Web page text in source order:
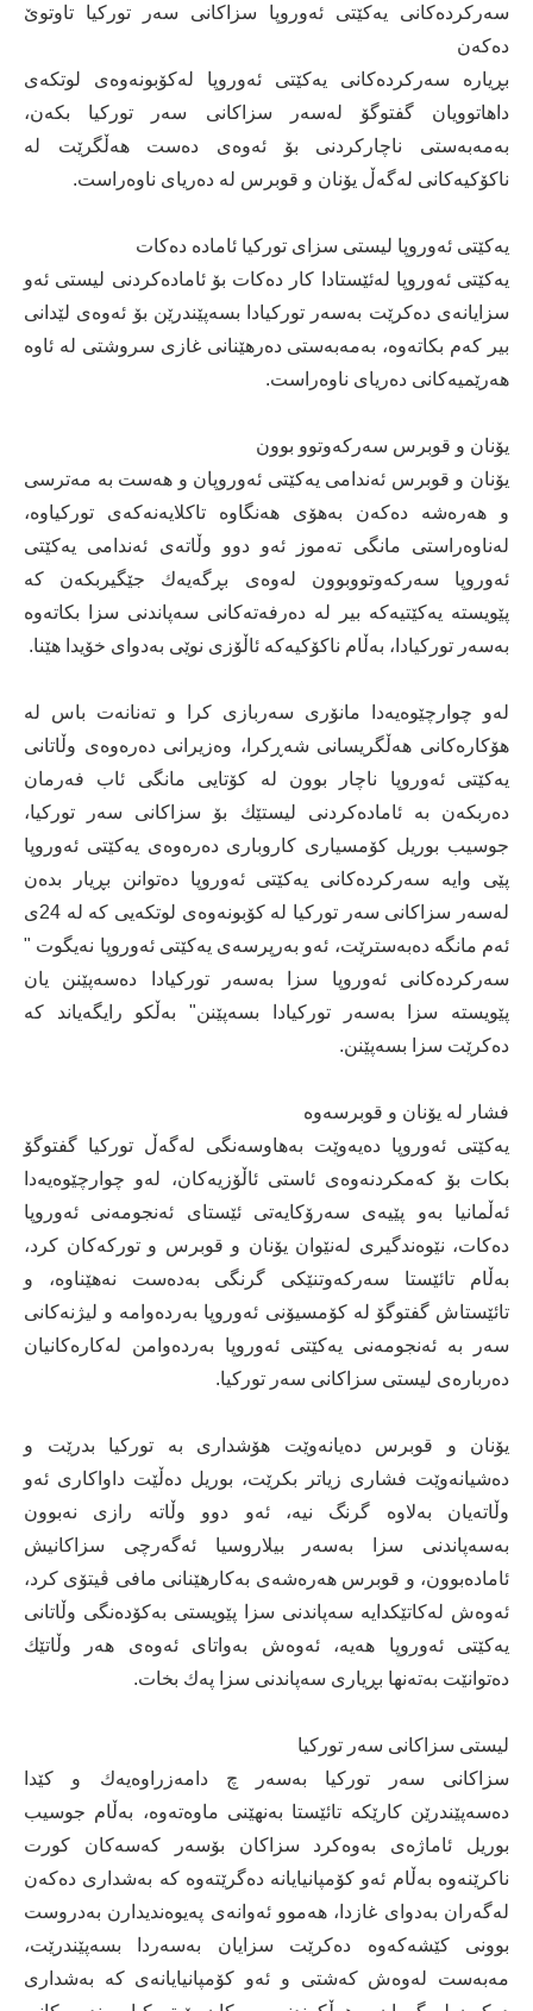
سەركردەكانی یەكێتی ئەوروپا سزاكانی سەر توركیا تاوتوێ
دەكەن
بڕیارە سەركردەكانی یەكێتی ئەوروپا لەكۆبونەوەی لوتكەی
داهاتوویان گفتوگۆ لەسەر سزاكانی سەر توركیا بكەن،
بەمەبەستی ناچاركردنی بۆ ئەوەی دەست هەڵگرێت لە
ناكۆكیەكانی لەگەڵ یۆنان و قوبرس لە دەریای ناوەراست.
یەكێتی ئەوروپا لیستی سزای توركیا ئامادە دەكات
یەكێتی ئەوروپا لەئێستادا كار دەكات بۆ ئامادەكردنی لیستی ئەو
سزایانەی دەكرێت بەسەر توركیادا بسەپێندرێن بۆ ئەوەی لێدانی
بیر كەم بكاتەوە، بەمەبەستی دەرهێنانی غازی سروشتی لە ئاوە
هەرێمیەكانی دەریای ناوەراست.
یۆنان و قوبرس سەركەوتوو بوون
یۆنان و قوبرس ئەندامی یەكێتی ئەوروپان و هەست بە مەترسی
و هەرەشە دەكەن بەهۆی هەنگاوە تاكلایەنەكەی توركیاوە،
لەناوەراستی مانگی تەموز ئەو دوو وڵاتەی ئەندامی یەكێتی
ئەوروپا سەركەوتووبوون لەوەی بڕگەیەك جێگیربكەن كە
پێویستە یەكێتیەكە بیر لە دەرفەتەكانی سەپاندنی سزا بكاتەوە
بەسەر توركیادا، بەڵام ناكۆكیەكە ئاڵۆزی نوێی بەدوای خۆیدا هێنا.
لەو چوارچێوەیەدا مانۆری سەربازی كرا و تەنانەت باس لە
هۆكارەكانی هەڵگریسانی شەڕكرا، وەزیرانی دەرەوەی وڵاتانی
یەكێتی ئەوروپا ناچار بوون لە كۆتایی مانگی ئاب فەرمان
دەربكەن بە ئامادەكردنی لیستێك بۆ سزاكانی سەر توركیا،
جوسیب بوریل كۆمسیاری كاروباری دەرەوەی یەكێتی ئەوروپا
پێی وایە سەركردەكانی یەكێتی ئەوروپا دەتوانن بڕیار بدەن
لەسەر سزاكانی سەر توركیا لە كۆبونەوەی لوتكەیی كە لە 24ی
ئەم مانگە دەبەسترێت، ئەو بەرپرسەی یەكێتی ئەوروپا نەیگوت "
سەركردەكانی ئەوروپا سزا بەسەر توركیادا دەسەپێنن یان
پێویستە سزا بەسەر توركیادا بسەپێنن" بەڵكو رایگەیاند كە
دەكرێت سزا بسەپێنن.
فشار لە یۆنان و قوبرسەوە
یەكێتی ئەوروپا دەیەوێت بەهاوسەنگی لەگەڵ توركیا گفتوگۆ
بكات بۆ كەمكردنەوەی ئاستی ئاڵۆزیەكان، لەو چوارچێوەیەدا
ئەڵمانیا بەو پێیەی سەرۆكایەتی ئێستای ئەنجومەنی ئەوروپا
دەكات، نێوەندگیری لەنێوان یۆنان و قوبرس و توركەكان كرد،
بەڵام تائێستا سەركەوتنێكی گرنگی بەدەست نەهێناوە، و
تائێستاش گفتوگۆ لە كۆمسیۆنی ئەوروپا بەردەوامە و لیژنەكانی
سەر بە ئەنجومەنی یەكێتی ئەوروپا بەردەوامن لەكارەكانیان
دەربارەی لیستی سزاكانی سەر توركیا.
یۆنان و قوبرس دەیانەوێت هۆشداری بە توركیا بدرێت و
دەشیانەوێت فشاری زیاتر بكرێت، بوریل دەڵێت داواكاری ئەو
وڵاتەیان بەلاوە گرنگ نیە، ئەو دوو وڵاتە رازی نەبوون
بەسەپاندنی سزا بەسەر بیلاروسیا ئەگەرچی سزاكانیش
ئامادەبوون، و قوبرس هەرەشەی بەكارهێنانی مافی ڤیتۆی كرد،
ئەوەش لەكاتێكدایە سەپاندنی سزا پێویستی بەكۆدەنگی وڵاتانی
یەكێتی ئەوروپا هەیە، ئەوەش بەواتای ئەوەی هەر وڵاتێك
دەتوانێت بەتەنها بڕیاری سەپاندنی سزا پەك بخات.
لیستی سزاكانی سەر توركیا
سزاكانی سەر توركیا بەسەر چ دامەزراوەیەك و كێدا
دەسەپێندرێن كارێكە تائێستا بەنهێنی ماوەتەوە، بەڵام جوسیب
بوریل ئاماژەی بەوەكرد سزاكان بۆسەر كەسەكان كورت
ناكرێنەوە بەڵام ئەو كۆمپانیایانە دەگرێتەوە كە بەشداری دەكەن
لەگەران بەدوای غازدا، هەموو ئەوانەی پەیوەندیدارن بەدروست
بوونی كێشەكەوە دەكرێت سزایان بەسەردا بسەپێندرێت،
مەبەست لەوەش كەشتی و ئەو كۆمپانیایانەی كە بەشداری